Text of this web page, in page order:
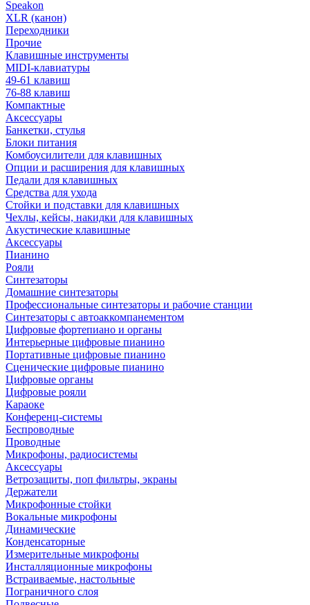
Speakon
XLR (канон)
Переходники
Прочие
Клавишные инструменты
MIDI-клавиатуры
49-61 клавиш
76-88 клавиш
Компактные
Аксессуары
Банкетки, стулья
Блоки питания
Комбоусилители для клавишных
Опции и расширения для клавишных
Педали для клавишных
Средства для ухода
Стойки и подставки для клавишных
Чехлы, кейсы, накидки для клавишных
Акустические клавишные
Аксессуары
Пианино
Рояли
Синтезаторы
Домашние синтезаторы
Профессиональные синтезаторы и рабочие станции
Синтезаторы с автоаккомпанементом
Цифровые фортепиано и органы
Интерьерные цифровые пианино
Портативные цифровые пианино
Сценические цифровые пианино
Цифровые органы
Цифровые рояли
Караоке
Конференц-системы
Беспроводные
Проводные
Микрофоны, радиосистемы
Аксессуары
Ветрозащиты, поп фильтры, экраны
Держатели
Микрофонные стойки
Вокальные микрофоны
Динамические
Конденсаторные
Измерительные микрофоны
Инсталляционные микрофоны
Встраиваемые, настольные
Пограничного слоя